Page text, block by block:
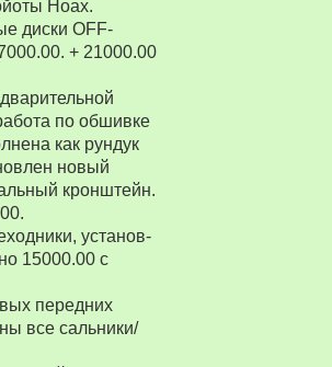
Ноах.
диски OFF-
+ 21000.00
по обшивке
как рундук
новый
кронштейн.
установ-
15000.00 с
передних
все сальники/